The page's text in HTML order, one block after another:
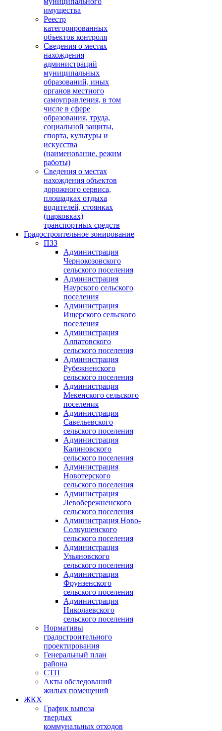
имущества
Реестр
категорированных
объектов контроля
Сведения о местах
нахождения
администраций
муниципальных
образований, иных
органов местного
самоуправления, в том
числе в сфере
образования, труда,
социальной защиты,
спорта, культуры и
искусства
(наименование, режим
работы)
Сведения о местах
нахождения объектов
дорожного сервиса,
площадках отдыха
водителей, стоянках
(парковках)
транспортных средств
Градостроительное зонирование
ПЗЗ
Администрация
Чернокозовского
сельского поселения
Администрация
Наурского сельского
поселения
Администрация
Ищерского сельского
поселения
Администрация
Алпатовского
сельского поселения
Администрация
Рубежненского
сельского поселения
Администрация
Мекенского сельского
поселения
Администрация
Савельевского
сельского поселения
Администрация
Калиновского
сельского поселения
Администрация
Новотерского
сельского поселения
Администрация
Левобережненского
сельского поселения
Администрация Ново-
Солкушенского
сельского поселения
Администрация
Ульяновского
сельского поселения
Администрация
Фрунзенского
сельского поселения
Администрация
Николаевского
сельского поселения
Нормативы
градостроительного
проектирования
Генеральный план
района
СТП
Акты обследований
жилых помещений
ЖКХ
График вывоза
твердых
коммунальных отходов